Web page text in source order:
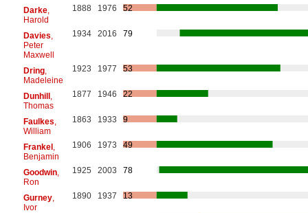
Darke,
Harold
1888 1976 52
Davies
Peter
Maxwell
1934 2016 79
Dring,
Madeleine
1923 1977 53
Dunhill,
Thomas
1877 1946 22
Faulkes
William
1863 1933 9
Frankel,
Benjamin
1906 1973 49
Goodwin,
Ron
1925 2003 78
Gurney,
Ivor
1890 1937 13